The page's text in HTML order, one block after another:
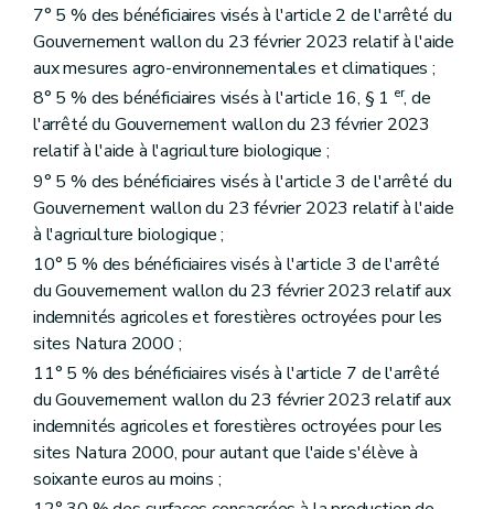
7° 5 % des bénéficiaires visés à l'article 2 de l'arrêté du
Gouvernement wallon du 23 février 2023 relatif à l'aide
aux mesures agro-environnementales et climatiques ;
8° 5 % des bénéficiaires visés à l'article 16, § 1 er, de
l'arrêté du Gouvernement wallon du 23 février 2023
relatif à l'aide à l'agriculture biologique ;
9° 5 % des bénéficiaires visés à l'article 3 de l'arrêté du
Gouvernement wallon du 23 février 2023 relatif à l'aide
à l'agriculture biologique ;
10° 5 % des bénéficiaires visés à l'article 3 de l'arrêté
du Gouvernement wallon du 23 février 2023 relatif aux
indemnités agricoles et forestières octroyées pour les
sites Natura 2000 ;
11° 5 % des bénéficiaires visés à l'article 7 de l'arrêté
du Gouvernement wallon du 23 février 2023 relatif aux
indemnités agricoles et forestières octroyées pour les
sites Natura 2000, pour autant que l'aide s'élève à
soixante euros au moins ;